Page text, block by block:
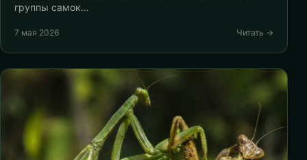
группы самок…
7 мая 2026 Читать →